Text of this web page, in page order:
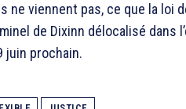
viennent pas, ce que la loi
de Dixinn délocalisé dans
juin prochain.